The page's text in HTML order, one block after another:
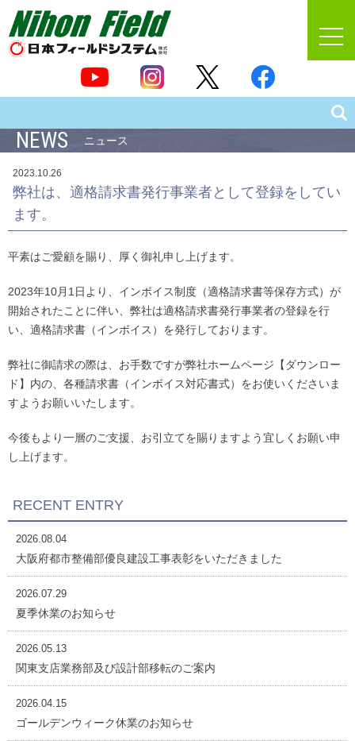
NEWS ニュース
2023.10.26
弊社は、適格請求書発行事業者として登録をしてい
ます。
平素はご愛顧を賜り、厚く御礼申し上げます。
2023年10月1日より、インボイス制度（適格請求書等保存方式）が
開始されたことに伴い、弊社は適格請求書発行事業者の登録を行
い、適格請求書（インボイス）を発行しております。
弊社に御請求の際は、お手数ですが弊社ホームページ【ダウンロー
ド】内の、各種請求書（インボイス対応書式）をお使いくださいま
すようお願いいたします。
今後もより一層のご支援、お引立てを賜りますよう宜しくお願い申
し上げます。
RECENT ENTRY
2026.08.04
大阪府都市整備部優良建設工事表彰をいただきました
2026.07.29
夏季休業のお知らせ
2026.05.13
関東支店業務部及び設計部移転のご案内
2026.04.15
ゴールデンウィーク休業のお知らせ